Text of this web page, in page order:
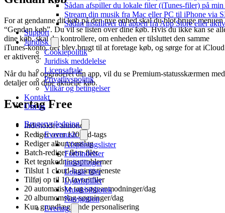
Sådan afspiller du lokale filer (iTunes-filer) på min
Stream din musik fra Mac eller PC til iPhone via
Sådan installerer du appen fra App Store eller
Support
Juridisk
Cookiepolitik
Juridisk meddelelse
Licensaftale
Privatlivspolitik
Vilkår og betingelser
Kontakt
Om os
Brugervejledning
Evermusic
Afspilningslister
Forbindelser
Indstillinger
Lokale filer
Lydafspiller
Musikbibliotek
Navigation
Evertag
For at gendanne dit køb på den nye enhed skal du blot bruge menuen
“Gendan køb”. Du vil se listen over dine køb. Hvis du ikke kan se
dine køb, skal du kontrollere, om enheden er tilsluttet den samme
iTunes-konto, der blev brugt til at foretage køb, og sørge for at iCloud
er aktiveret.
Når du har opgraderet din app, vil du se Premium-statusskærmen med
detaljer om dine aktuelle køb.
Evertag Free
Indeholder annoncer
Rediger over 120 lyd-tags
Rediger albumomslag
Batch-rediger flere filer
Ret tegnkodningsproblemer
Tilslut 1 cloud-lagringstjeneste
Tilføj op til 10 favoritfiler
20 automatiske tag-søgeanmodninger/dag
20 albumomslag-søgninger/dag
Kun grundlæggende personalisering